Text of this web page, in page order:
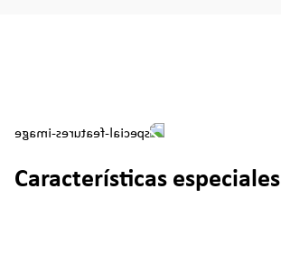
Características especiales